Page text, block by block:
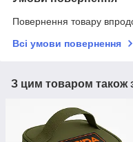
Повернення товару
Всі умови повернення
З цим товаром також